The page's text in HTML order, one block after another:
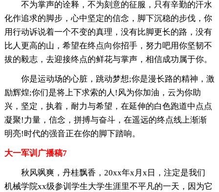
不为掌声的诠释，不为刻意的征服，只有辛勤的汗水
化作追求的脚步，心中坚定的信念，脚下沉稳的步伐，你
用行动诉说着一个不变的真理，没有比脚更长的路，没有
比人更高的山，希望在终点向你招手，努力吧用你坚韧不
拔的毅志，去迎接终点的鲜花与掌声，相信成功属于你。
你是运动场的心脏，跳动梦想;你是漫长路的精神，激
励辉煌;你们是将上下求索的人!风为你加油，云为你助
兴，坚定，执着，耐力与希望，在延伸的白色跑道中点点
凝聚!力量，信念，拼搏与奋斗，在遥远的终点线上渐渐
明亮!时代的强音正在你的脚下踏响。
大一军训广播稿7
秋风飒爽，丹桂飘香，20xx年x月x日，注定是我们
机械学院xx级参训学生大学生涯里不平凡的一天，因为它